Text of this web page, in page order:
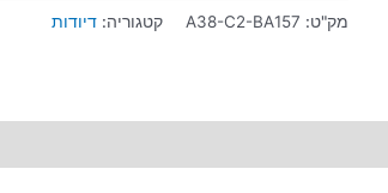
מק"ט: A38-C2-BA157 קטגוריה: דיודות